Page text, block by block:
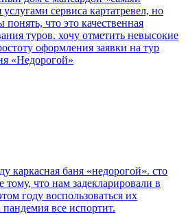
сервиса картатревел, но
что это качественная
туров. хочу отметить невысокие
оформления заявки на тур
каркасная баня «недорогой». сто
тому, что нам задекларировали в
году воспользоваться их
все испортит.